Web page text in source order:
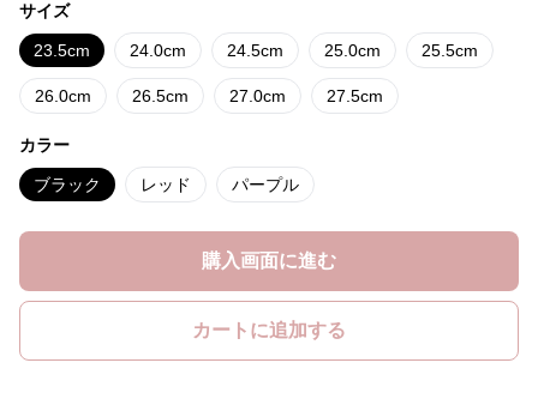
サイズ
23.5cm 24.0cm 24.5cm 25.0cm 25.5cm
26.0cm 26.5cm 27.0cm 27.5cm
カラー
ブラック レッド パープル
購入画面に進む
カートに追加する